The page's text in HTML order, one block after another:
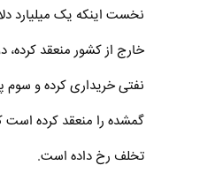
نخست اینکه یک میلیارد
نفتی خریداری کرده و سوم
گمشده را منعقد کرده است
تخلف رخ داده است.